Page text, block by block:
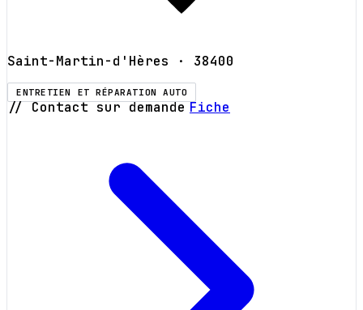
Saint-Martin-d'Hères · 38400
ENTRETIEN ET RÉPARATION AUTO
// Contact sur demande Fiche